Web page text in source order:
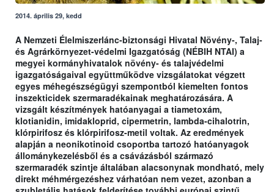
2014. április 29, kedd
A Nemzeti Élelmiszerlánc-biztonsági Hivatal Növény-, Talaj-
és Agrárkörnyezet-védelmi Igazgatóság (NÉBIH NTAI) a
megyei kormányhivatalok növény- és talajvédelmi
igazgatóságaival együttműködve vizsgálatokat végzett
egyes méhegészségügyi szempontból kiemelten fontos
inszekticidek szermaradékainak meghatározására. A
vizsgált készítmények hatóanyagai a tiametoxám,
klotianidin, imidakloprid, cipermetrin, lambda-cihalotrin,
klórpirifosz és klórpirifosz-metil voltak. Az eredmények
alapján a neonikotinoid csoportba tartozó hatóanyagok
állománykezelésből és a csávázásból származó
szermaradék szintje általában alacsonynak mondható, mely
direkt méhmérgezéshez várhatóan nem vezet, azonban a